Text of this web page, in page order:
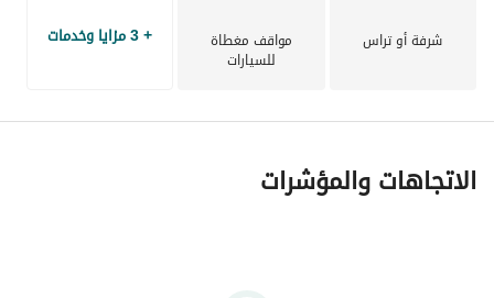
شرفة أو تراس مواقف مغطاة
للسيارات
+ 3 مزايا وخدمات
الاتجاهات والمؤشرات